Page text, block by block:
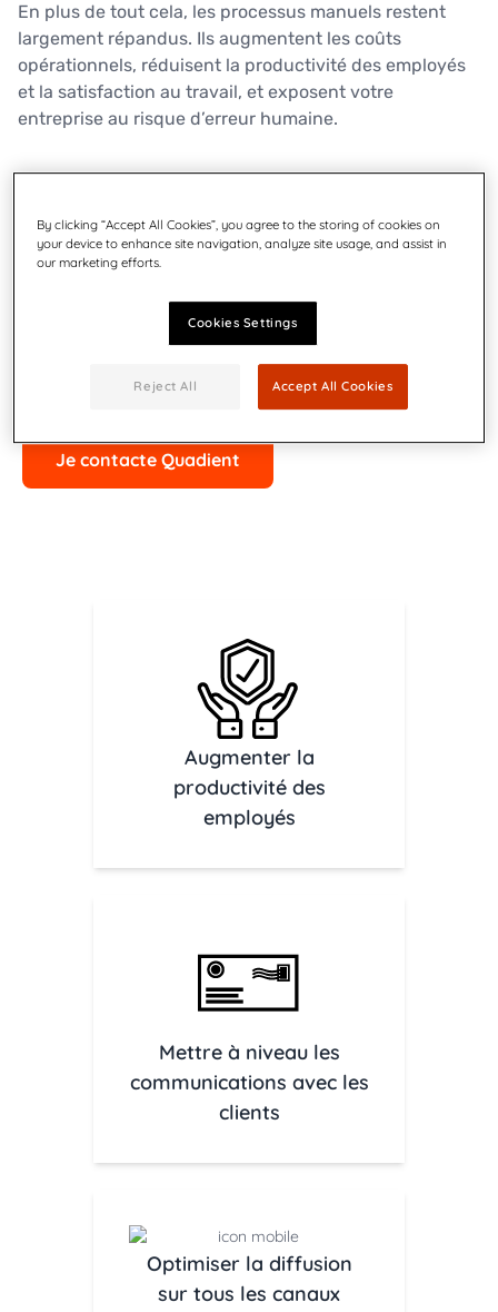
En plus de tout cela, les processus manuels restent
largement répandus. Ils augmentent les coûts
opérationnels, réduisent la productivité des employés
et la satisfaction au travail, et exposent votre
entreprise au risque d’erreur humaine.
Quadient Impressvous aide à gérer le flux de
d'envoi, en optimisant les communications physiques
ou numériques et en vous permettant d’envoyer du
personnel vous concentriez sur ce qui importe le plus.
Je télécharge la brochure
Je contacte Quadient
Augmenter la
productivité des
employés
Mettre à niveau les
communications avec les
clients
Optimiser la diffusion
sur tous les canaux
By clicking “Accept All Cookies”, you agree to the storing of cookies on
your device to enhance site navigation, analyze site usage, and assist in
our marketing efforts.
Cookies Settings
Reject All Accept All Cookies